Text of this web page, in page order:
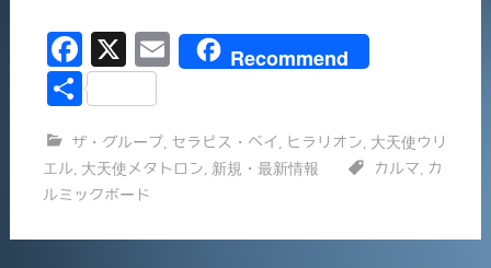
F
a
e
b
X
E
l
Recommend
共
ザ・グループ, セラピス・ベイ ヒラリオン
大天使ウリ
エル
大天使メタトロン 新規・最新情報 カルマ
カ
ルミックボード